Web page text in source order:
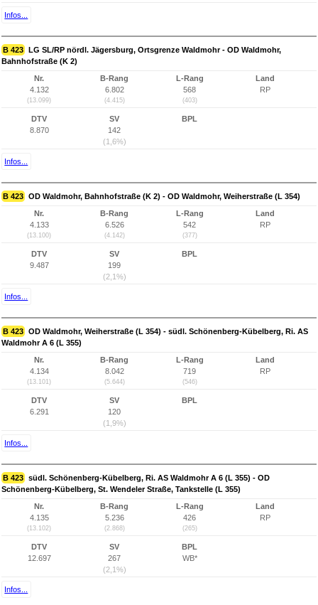
Infos...
B 423 LG SL/RP nördl. Jägersburg, Ortsgrenze Waldmohr - OD Waldmohr,
Bahnhofstraße (K 2)
Nr.
4.132
(13.099)
B-Rang
6.802
(4.415)
L-Rang
568
(403)
Land
RP
DTV
8.870
SV
142
(1,6%)
BPL
Infos...
B 423 OD Waldmohr, Bahnhofstraße (K 2) - OD Waldmohr, Weiherstraße (L 354)
Nr.
4.133
(13.100)
B-Rang
6.526
(4.142)
L-Rang
542
(377)
Land
RP
DTV
9.487
SV
199
(2,1%)
BPL
Infos...
B 423 OD Waldmohr, Weiherstraße (L 354) - südl. Schönenberg-Kübelberg, Ri. AS
Waldmohr A 6 (L 355)
Nr.
4.134
(13.101)
B-Rang
8.042
(5.644)
L-Rang
719
(546)
Land
RP
DTV
6.291
SV
120
(1,9%)
BPL
Infos...
B 423 südl. Schönenberg-Kübelberg, Ri. AS Waldmohr A 6 (L 355) - OD
Schönenberg-Kübelberg, St. Wendeler Straße, Tankstelle (L 355)
Nr.
4.135
(13.102)
B-Rang
5.236
(2.868)
L-Rang
426
(265)
Land
RP
DTV
12.697
SV
267
(2,1%)
BPL
WB*
Infos...